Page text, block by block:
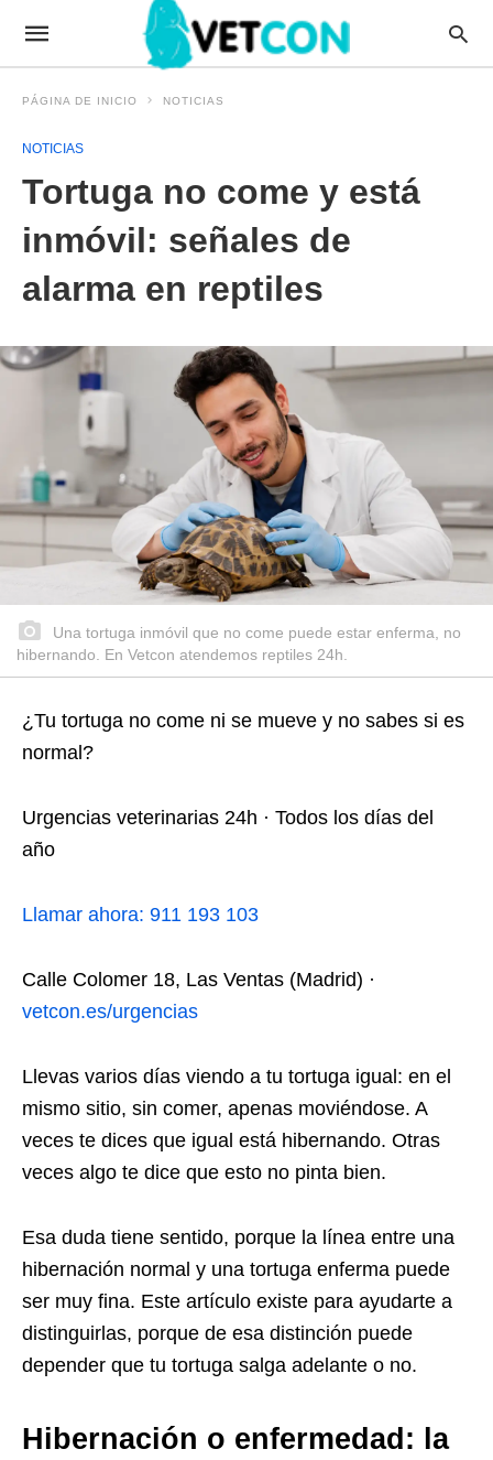
PÁGINA DE INICIO NOTICIAS
NOTICIAS
Tortuga no come y está
inmóvil: señales de
alarma en reptiles
Una tortuga inmóvil que no come puede estar enferma, no
hibernando. En Vetcon atendemos reptiles 24h.
¿Tu tortuga no come ni se mueve y no sabes si es
normal?
Urgencias veterinarias 24h · Todos los días del
año
Llamar ahora: 911 193 103
Calle Colomer 18, Las Ventas (Madrid) ·
vetcon.es/urgencias
Llevas varios días viendo a tu tortuga igual: en el
mismo sitio, sin comer, apenas moviéndose. A
veces te dices que igual está hibernando. Otras
veces algo te dice que esto no pinta bien.
Esa duda tiene sentido, porque la línea entre una
hibernación normal y una tortuga enferma puede
ser muy fina. Este artículo existe para ayudarte a
distinguirlas, porque de esa distinción puede
depender que tu tortuga salga adelante o no.
Hibernación o enfermedad: la